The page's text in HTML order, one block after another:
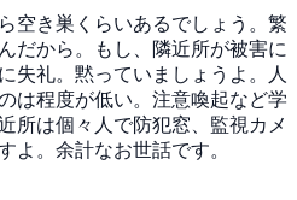
空き巣くらいあるでしょう。繁
だから。もし、隣近所が被害に
失礼。黙っていましょうよ。人
は程度が低い。注意喚起など学
所は個々人で防犯窓、監視カメ
よ。余計なお世話です。